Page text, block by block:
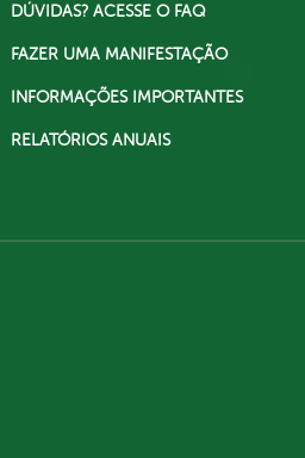
DÚVIDAS? ACESSE O FAQ
FAZER UMA MANIFESTAÇÃO
INFORMAÇÕES IMPORTANTES
RELATÓRIOS ANUAIS